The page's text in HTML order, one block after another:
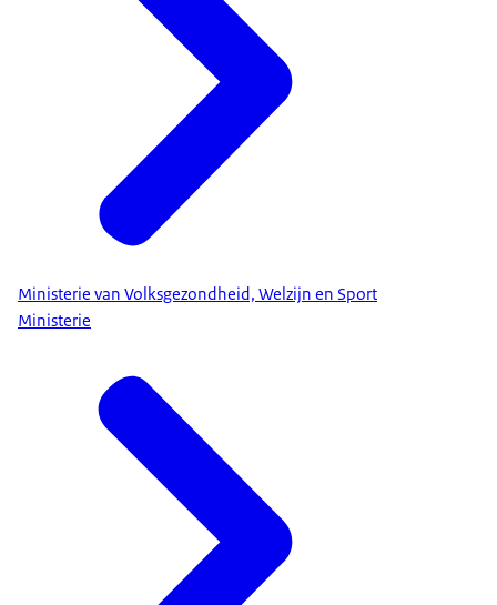
Ministerie van Volksgezondheid, Welzijn en Sport
Ministerie